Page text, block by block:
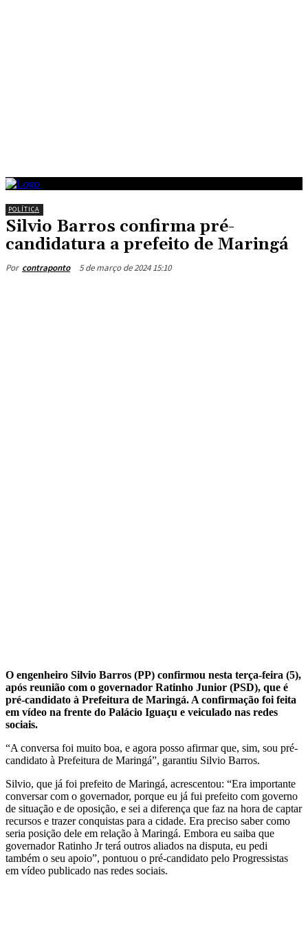
POLÍTICA
Silvio Barros confirma pré-
candidatura a prefeito de Maringá
Por contraponto 5 de março de 2024 15:10
O engenheiro Silvio Barros (PP) confirmou nesta terça-feira (5),
após reunião com o governador Ratinho Junior (PSD), que é
pré-candidato à Prefeitura de Maringá. A confirmação foi feita
em vídeo na frente do Palácio Iguaçu e veiculado nas redes
sociais.
“A conversa foi muito boa, e agora posso afirmar que, sim, sou pré-
candidato à Prefeitura de Maringá”, garantiu Silvio Barros.
Silvio, que já foi prefeito de Maringá, acrescentou: “Era importante
conversar com o governador, porque eu já fui prefeito com governo
de situação e de oposição, e sei a diferença que faz na hora de captar
recursos e trazer conquistas para a cidade. Era preciso saber como
seria posição dele em relação à Maringá. Embora eu saiba que
governador Ratinho Jr terá outros aliados na disputa, eu pedi
também o seu apoio”, pontuou o pré-candidato pelo Progressistas
em vídeo publicado nas redes sociais.